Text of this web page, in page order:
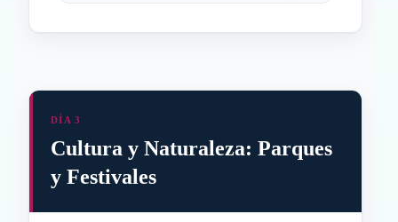
DÍA 3
Cultura y Naturaleza: Parques
y Festivales